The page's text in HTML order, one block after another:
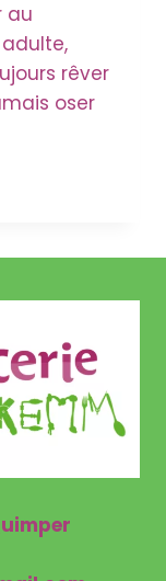
au
rêver
oser